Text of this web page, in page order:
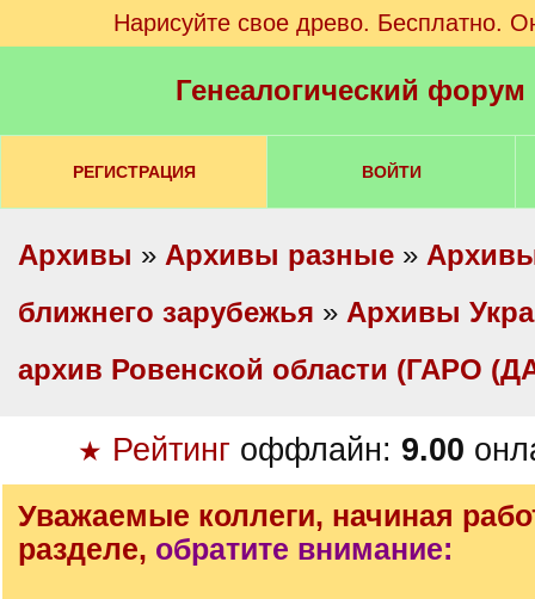
Нарисуйте свое древо. Бесплатно.
Генеалогический
РЕГИСТРАЦИЯ ВОЙТИ
Архивы » Архивы разные »
ближнего зарубежья » Архивы
архив Ровенской области (ГАРО
★ Рейтинг оффлайн: 9.00
Уважаемые коллеги, начиная
разделе, обратите внимание: